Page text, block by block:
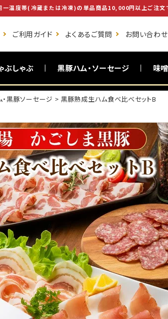
一温度帯(冷蔵または冷凍)の単品商品10,000円以上ご注文
ご利用ガイド よくあるご質問 お問い合わせ
ぶしゃぶ 黒豚ハム・ソーセージ 味
黒豚ソーセージ 黒豚熟成生ハム食べ比べセットB